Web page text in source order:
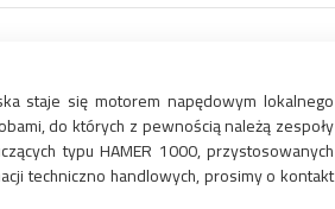
staje się motorem napędowym lokalnego
do których z pewnością należą zespoły
typu HAMER 1000, przystosowanych
techniczno handlowych, prosimy o kontakt